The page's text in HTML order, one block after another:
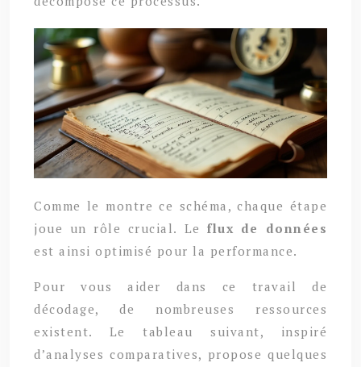
Comme le montre ce schéma, chaque étape
joue un rôle crucial. Leflux de données
est ainsi optimisé pour la performance.
Pour vous aider dans ce travail de
décodage, de nombreuses ressources
existent. Le tableau suivant, inspiré
d’analyses comparatives, propose quelques